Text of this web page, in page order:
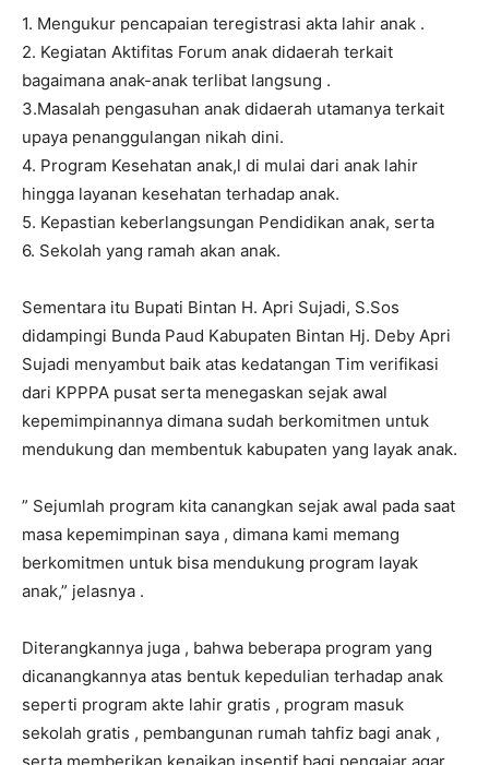
1. Mengukur pencapaian teregistrasi akta lahir anak .
2. Kegiatan Aktifitas Forum anak didaerah terkait
bagaimana anak-anak terlibat langsung .
3.Masalah pengasuhan anak didaerah utamanya terkait
upaya penanggulangan nikah dini.
4. Program Kesehatan anak,l di mulai dari anak lahir
hingga layanan kesehatan terhadap anak.
5. Kepastian keberlangsungan Pendidikan anak, serta
6. Sekolah yang ramah akan anak.
Sementara itu Bupati Bintan H. Apri Sujadi, S.Sos
didampingi Bunda Paud Kabupaten Bintan Hj. Deby Apri
Sujadi menyambut baik atas kedatangan Tim verifikasi
dari KPPPA pusat serta menegaskan sejak awal
kepemimpinannya dimana sudah berkomitmen untuk
mendukung dan membentuk kabupaten yang layak anak.
” Sejumlah program kita canangkan sejak awal pada saat
masa kepemimpinan saya , dimana kami memang
berkomitmen untuk bisa mendukung program layak
anak,” jelasnya .
Diterangkannya juga , bahwa beberapa program yang
dicanangkannya atas bentuk kepedulian terhadap anak
seperti program akte lahir gratis , program masuk
sekolah gratis , pembangunan rumah tahfiz bagi anak ,